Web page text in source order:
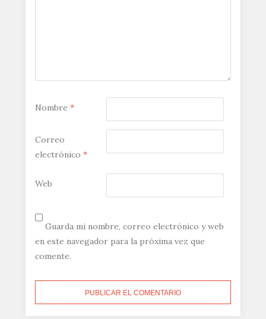
Nombre *
Correo
electrónico *
Web
Guarda mi nombre, correo electrónico y web
en este navegador para la próxima vez que
comente.